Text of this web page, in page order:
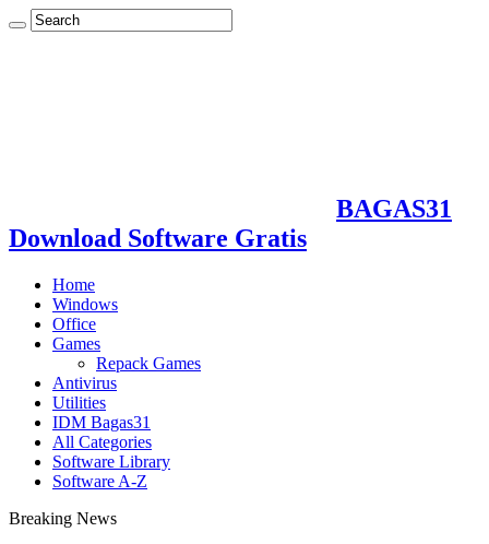
BAGAS31
Download Software Gratis
Home
Windows
Office
Games
Repack Games
Antivirus
Utilities
IDM Bagas31
All Categories
Software Library
Software A-Z
Breaking News